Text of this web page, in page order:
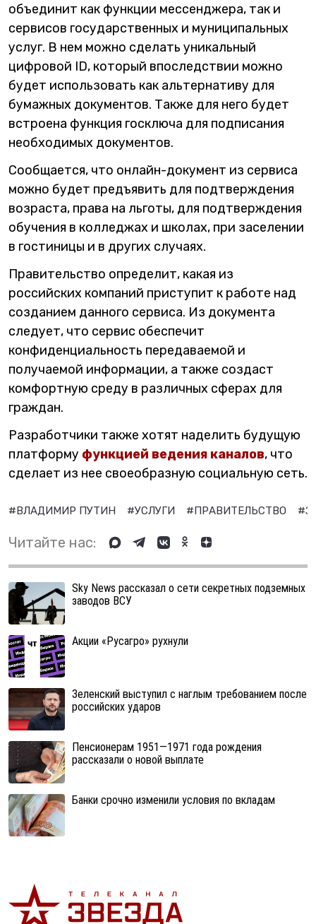
объединит как функции мессенджера, так и
сервисов государственных и муниципальных
услуг. В нем можно сделать уникальный
цифровой ID, который впоследствии можно
будет использовать как альтернативу для
бумажных документов. Также для него будет
встроена функция госключа для подписания
необходимых документов.
Сообщается, что онлайн-документ из сервиса
можно будет предъявить для подтверждения
возраста, права на льготы, для подтверждения
обучения в колледжах и школах, при заселении
в гостиницы и в других случаях.
Правительство определит, какая из
российских компаний приступит к работе над
созданием данного сервиса. Из документа
следует, что сервис обеспечит
конфиденциальность передаваемой и
получаемой информации, а также создаст
комфортную среду в различных сферах для
граждан.
Разработчики также хотят наделить будущую
платформу функцией ведения каналов, что
сделает из нее своеобразную социальную сеть.
#ВЛАДИМИР ПУТИН #УСЛУГИ #ПРАВИТЕЛЬСТВО
Читайте нас:
Sky News рассказал о сети секретных подземных
заводов ВСУ
Акции «Русагро» рухнули
Зеленский выступил с наглым требованием после
российских ударов
Пенсионерам 1951—1971 года рождения
рассказали о новой выплате
Банки срочно изменили условия по вкладам